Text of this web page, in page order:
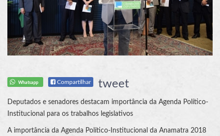
Whatsapp Compartilhar tweet
Deputados e senadores destacam importância da Agenda Político-
Institucional para os trabalhos legislativos
A importância da Agenda Político-Institucional da Anamatra 2018